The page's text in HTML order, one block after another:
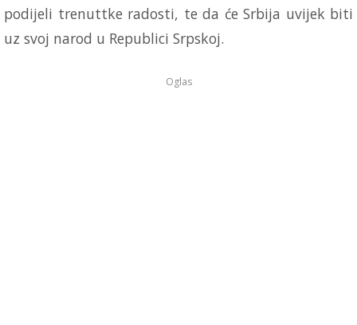
podijeli trenuttke radosti, te da će Srbija uvijek biti
uz svoj narod u Republici Srpskoj.
Oglas